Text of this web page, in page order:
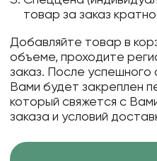
товар за заказ
Добавляйте товар в
объеме, проходите
заказ. После успешного
Вами будет закреплен
который свяжется с
заказа и условий